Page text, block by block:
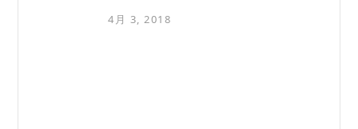
4月 3, 2018